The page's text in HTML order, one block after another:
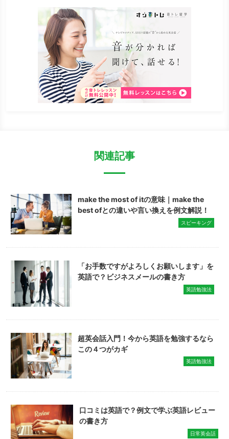
関連記事
make the most of itの意味｜make the
best ofとの違いや言い換えを例文解説！
スピーキング
「お手数ですがよろしくお願いします」を
英語で？ビジネスメールの書き方
英語勉強法
超英会話入門！今から英語を勉強するなら
この４つがカギ
英語勉強法
口コミは英語で？例文で学ぶ英語レビュー
の書き方
日常英会話